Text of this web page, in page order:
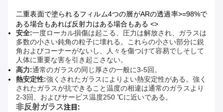
二重表面で塗られるフィルム4つの層がARの透過率>=98%で
ある場合もあれば反射力はある場合もある <>
安全:一度ローカル損傷は起こる、圧力は解放され、ガラスは
多数の小さい鈍角の粒子に壊れる。これらの小さい部分に鋭
角およびコーナーがないし、人々を傷つけて容易でしそして
人体に重要な害を引き起こさない。
高力:通常のガラスの同じ厚さの一般に3-5回。
熱安定性:強くされたガラスによりよい熱安定性がある。強く
されたガラスが抗できること温度の相違は通常のガラスより
2-3回、およびサービス温度250 ℃に近いである。
非反射ガラス注目: